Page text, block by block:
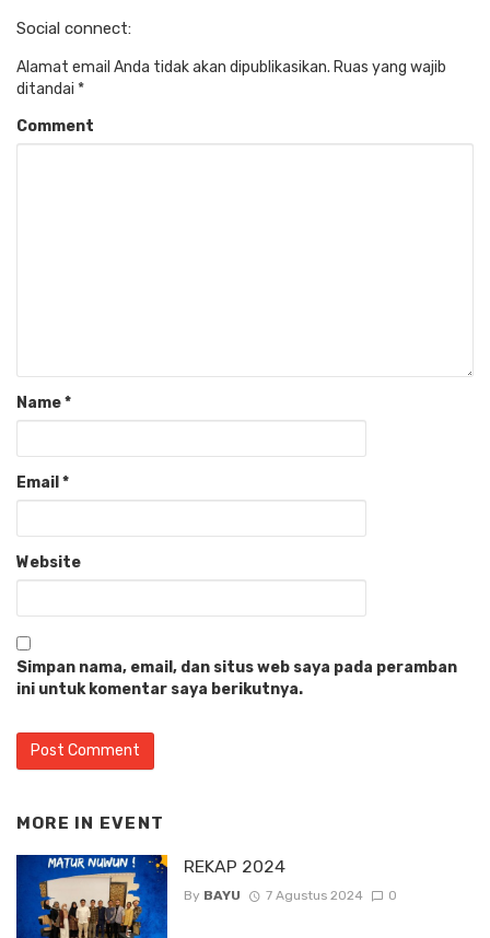
Social connect:
Alamat email Anda tidak akan dipublikasikan. Ruas yang wajib
ditandai *
Comment
Name*
Email *
Website
Simpan nama, email, dan situs web saya pada peramban
ini untuk komentar saya berikutnya.
MORE IN EVENT
REKAP 2024
By BAYU 7 Agustus 2024 0